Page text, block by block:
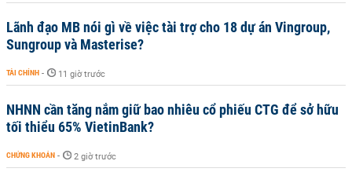
Lãnh đạo MB nói gì về việc tài trợ cho 18 dự án Vingroup,
Sungroup và Masterise?
TÀI CHÍNH - 11 giờ trước
NHNN cần tăng nắm giữ bao nhiêu cổ phiếu CTG để sở hữu
tối thiểu 65% VietinBank?
CHỨNG KHOÁN - 2 giờ trước